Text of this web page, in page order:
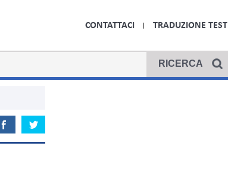
CONTATTACI TRADUZIONE TESTI